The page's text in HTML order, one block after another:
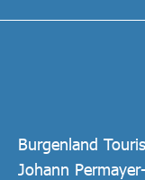
Burgenland
Johann